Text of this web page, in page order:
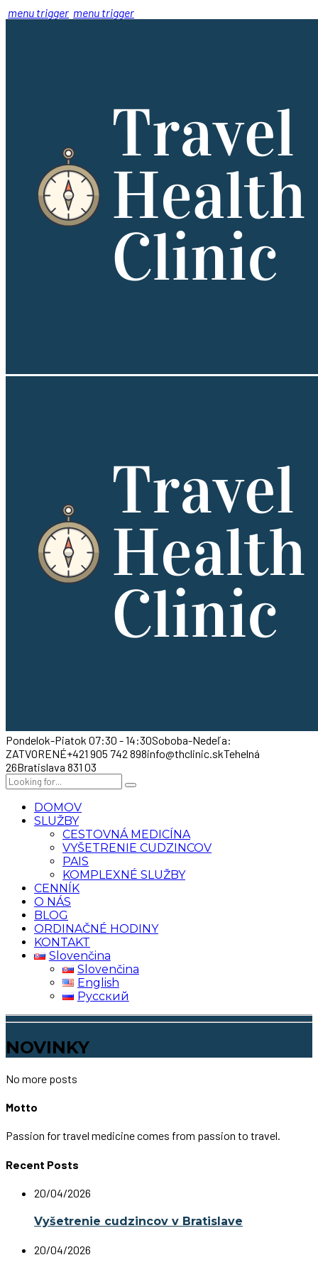
menu trigger menu trigger
Pondelok-Piatok 07:30 - 14:30Soboba-Nedeľa:
ZATVORENÉ+421 905 742 898info@thclinic.skTehelná
26Bratislava 831 03
DOMOV
SLUŽBY
CESTOVNÁ MEDICÍNA
VYŠETRENIE CUDZINCOV
PAIS
KOMPLEXNÉ SLUŽBY
CENNÍK
O NÁS
BLOG
ORDINAČNÉ HODINY
KONTAKT
Slovenčina
Slovenčina
English
Русский
NOVINKY
No more posts
Motto
Passion for travel medicine comes from passion to travel.
Recent Posts
20/04/2026
Vyšetrenie cudzincov v Bratislave
20/04/2026